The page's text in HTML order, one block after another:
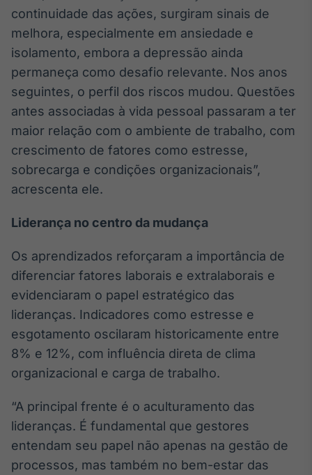
Tokenização
de ativos
Em breve
continuidade das ações, surgiram sinais de
melhora, especialmente em ansiedade e
isolamento, embora a depressão ainda
permaneça como desafio relevante. Nos anos
seguintes, o perfil dos riscos mudou. Questões
antes associadas à vida pessoal passaram a ter
maior relação com o ambiente de trabalho, com
crescimento de fatores como estresse,
sobrecarga e condições organizacionais”,
acrescenta ele.
Liderança no centro da mudança
Os aprendizados reforçaram a importância de
diferenciar fatores laborais e extralaborais e
evidenciaram o papel estratégico das
lideranças. Indicadores como estresse e
esgotamento oscilaram historicamente entre
8% e 12%, com influência direta de clima
organizacional e carga de trabalho.
“A principal frente é o aculturamento das
lideranças. É fundamental que gestores
entendam seu papel não apenas na gestão de
processos, mas também no bem-estar das